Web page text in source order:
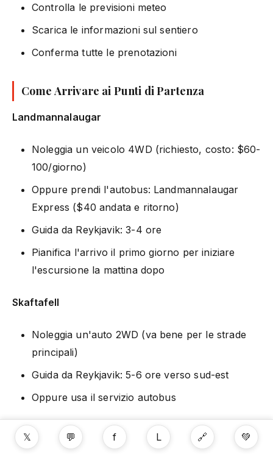
Controlla le previsioni meteo
Scarica le informazioni sul sentiero
Conferma tutte le prenotazioni
Come Arrivare ai Punti di Partenza
Landmannalaugar
Noleggia un veicolo 4WD (richiesto, costo: $60-
100/giorno)
Oppure prendi l'autobus: Landmannalaugar
Express ($40 andata e ritorno)
Guida da Reykjavik: 3-4 ore
Pianifica l'arrivo il primo giorno per iniziare
l'escursione la mattina dopo
Skaftafell
Noleggia un'auto 2WD (va bene per le strade
principali)
Guida da Reykjavik: 5-6 ore verso sud-est
Oppure usa il servizio autobus
Consigli di Sicurezza per l'Escursionismo
𝕏 💬 f L 🔗 💚